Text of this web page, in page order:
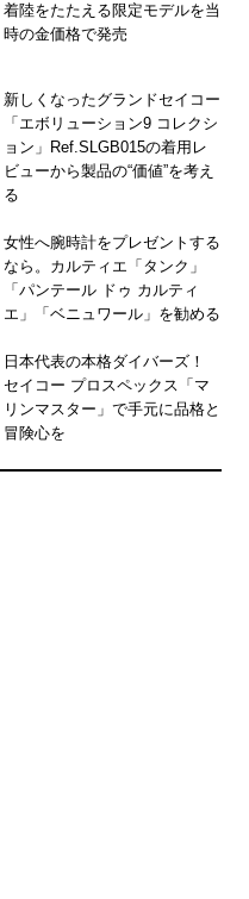
着陸をたたえる限定モデルを当
時の金価格で発売
新しくなったグランドセイコー
「エボリューション9 コレクシ
ョン」Ref.SLGB015の着用レ
ビューから製品の“価値”を考え
る
女性へ腕時計をプレゼントする
なら。カルティエ「タンク」
「パンテール ドゥ カルティ
エ」「ベニュワール」を勧める
日本代表の本格ダイバーズ！
セイコー プロスペックス「マ
リンマスター」で手元に品格と
冒険心を